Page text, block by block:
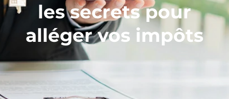
les secrets pour
alléger vos impôts